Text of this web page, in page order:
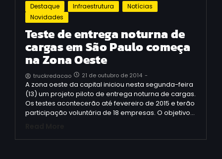
Destaque Infraestrutura
Notícias
Novidades
Teste de entrega noturna de
cargas em São Paulo começa
na Zona Oeste
truckredacao 21 de outubro de 2014 -
A zona oeste da capital iniciou nesta segunda-feira
(13) um projeto piloto de entrega noturna de cargas.
Os testes acontecerão até fevereiro de 2015 e terão
participação voluntária de 18 empresas. O objetivo…